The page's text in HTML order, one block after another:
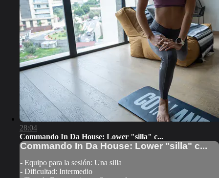
28:04
Commando In Da House: Lower "silla" c...
Commando In Da House: Lower "silla" c...
- Equipo para la sesión: Una silla
- Dificultad: Intermedio